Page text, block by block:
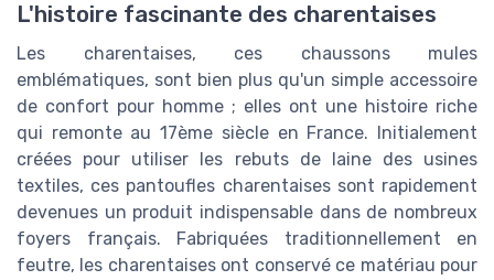
L'histoire fascinante des charentaises
Les charentaises, ces chaussons mules
emblématiques, sont bien plus qu'un simple accessoire
de confort pour homme ; elles ont une histoire riche
qui remonte au 17ème siècle en France. Initialement
créées pour utiliser les rebuts de laine des usines
textiles, ces pantoufles charentaises sont rapidement
devenues un produit indispensable dans de nombreux
foyers français. Fabriquées traditionnellement en
feutre, les charentaises ont conservé ce matériau pour